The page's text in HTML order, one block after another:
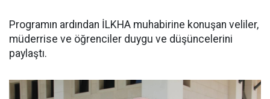
Programın ardından İLKHA muhabirine konuşan veliler,
müderrise ve öğrenciler duygu ve düşüncelerini
paylaştı.